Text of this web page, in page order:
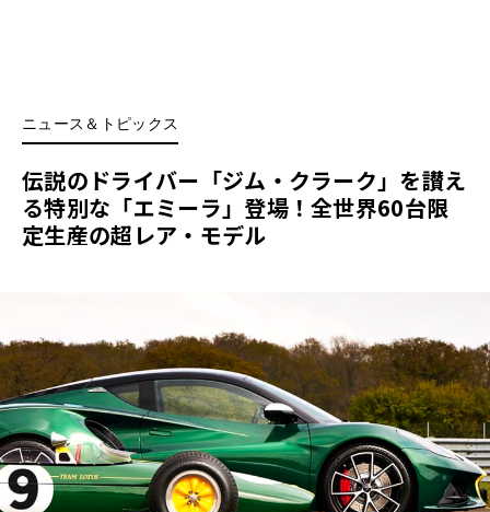
ニュース＆トピックス
伝説のドライバー「ジム・クラーク」を讃え
る特別な「エミーラ」登場！全世界60台限
定生産の超レア・モデル